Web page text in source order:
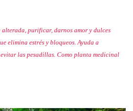
purificar, darnos amor y dulces
elimina estrés y bloqueos. Ayuda a
las pesadillas. Como planta medicinal